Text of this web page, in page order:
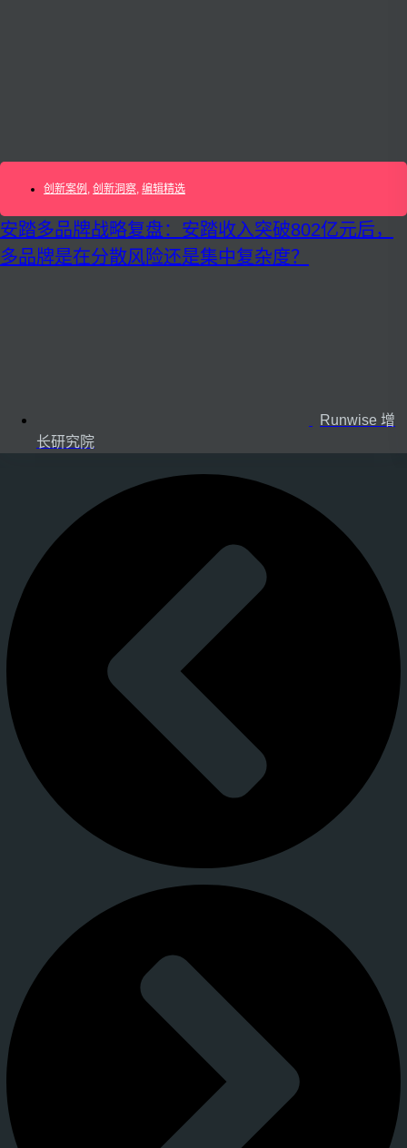
创新案例 , 创新洞察, 编辑精选
安踏多品牌战略复盘：安踏收入突破802亿元后，
多品牌是在分散风险还是集中复杂度？
Runwise 增
长研究院